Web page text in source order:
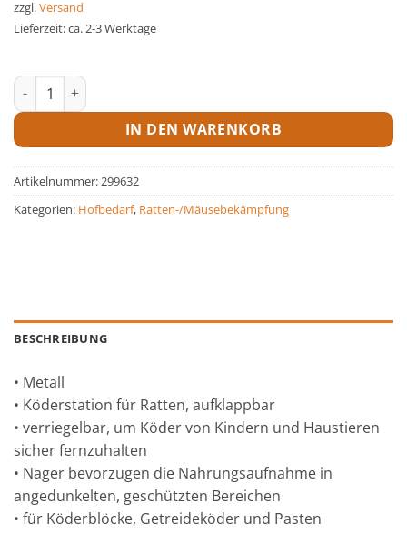
zzgl.Versand
Lieferzeit: ca. 2-3 Werktage
Köderstation BlocBox Menge
IN DEN WARENKORB
Artikelnummer: 299632
Kategorien: Hofbedarf, Ratten-/Mäusebekämpfung
BESCHREIBUNG
• Metall
• Köderstation für Ratten, aufklappbar
• verriegelbar, um Köder von Kindern und Haustieren
sicher fernzuhalten
• Nager bevorzugen die Nahrungsaufnahme in
angedunkelten, geschützten Bereichen
• für Köderblöcke, Getreideköder und Pasten